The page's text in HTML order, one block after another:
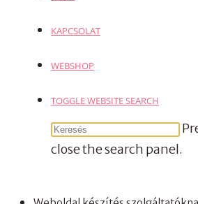
KAPCSOLAT
WEBSHOP
TOGGLE WEBSITE SEARCH
close the search panel.